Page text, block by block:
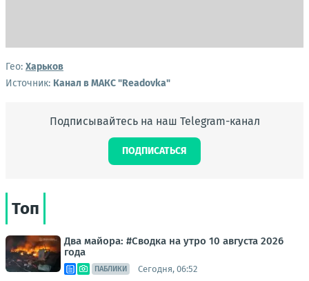
Гео: Харьков
Источник: Канал в МАКС "Readovka"
Подписывайтесь на наш Telegram-канал
ПОДПИСАТЬСЯ
Топ
Два майора: #Сводка на утро 10 августа 2026
года
ПАБЛИКИ Сегодня, 06:52